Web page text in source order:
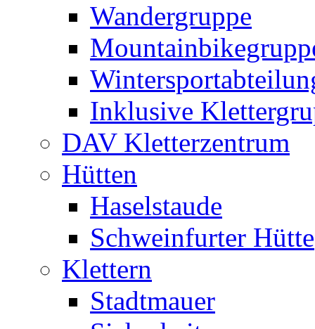
Wandergruppe
Inklusive
DAV Kletterzentrum
Hütten
Haselstaude
Schweinfurter Hütte
Klettern
Stadtmauer